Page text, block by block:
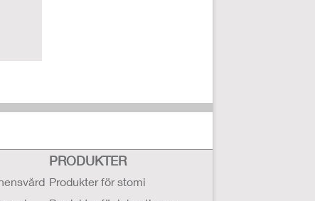
PRODUKTER
Produkter för stomi